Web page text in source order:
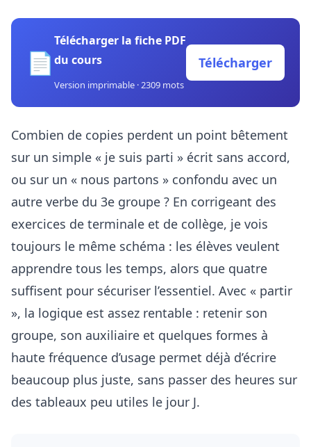
📄
Télécharger la fiche PDF
du cours
Version imprimable · 2309 mots
Télécharger
Combien de copies perdent un point bêtement
sur un simple « je suis parti » écrit sans accord,
ou sur un « nous partons » confondu avec un
autre verbe du 3e groupe ? En corrigeant des
exercices de terminale et de collège, je vois
toujours le même schéma : les élèves veulent
apprendre tous les temps, alors que quatre
suffisent pour sécuriser l’essentiel. Avec « partir
», la logique est assez rentable : retenir son
groupe, son auxiliaire et quelques formes à
haute fréquence d’usage permet déjà d’écrire
beaucoup plus juste, sans passer des heures sur
des tableaux peu utiles le jour J.